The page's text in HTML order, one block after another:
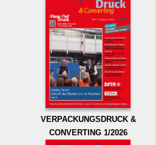
VERPACKUNGSDRUCK &
CONVERTING 1/2026